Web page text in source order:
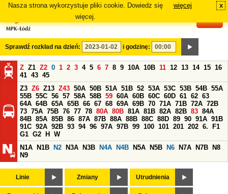
Nasza strona wykorzystuje pliki cookie. Dowiedz się
więcej.
więcej x
Sprawdź rozkład na dzień: i godzinę:
Z Z1 Z2 0 1 2 3 4 5 6 7 8 9 10A 10B 11 12 13 14 15 16
41 43 45
Z3 Z6 Z13 Z43 50A 50B 51A 51B 52 53A 53C 53B 54B 55A
55B 55C 56 57 58A 58B 59 60A 60B 60C 60D 61 62 63
64A 64B 65A 65B 66 67 68 69A 69B 70 71A 71B 72A 72B
73 75A 75B 76 77 78 80A 80B 81A 81B 82A 82B 83 84A
84B 85A 85B 86 87A 87B 88A 88B 88C 88D 89 90 91A 91B
91C 92A 92B 93 94 96 97A 97B 99 100 101 201 202 6.
F1
G1 G2 H
W
N1A
N1B N2 N3A N3B N4A N4B N5A N5B N6 N7A N7B
N8
N9
Linie Zmiany Utrudnienia